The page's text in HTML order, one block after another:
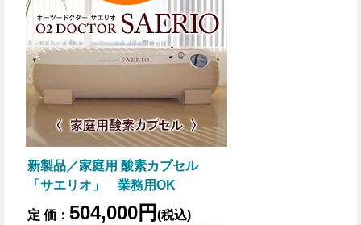
新製品／家庭用 酸素カプセル
「サエリオ」 業務用OK
定 価： 504,000円 (税込)